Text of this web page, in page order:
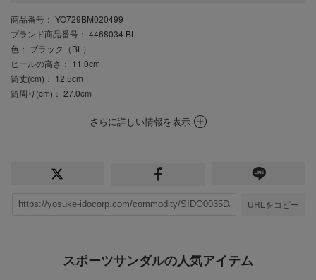
商品番号 ： YO729BM020499
ブランド商品番号 ： 4468034 BL
色 ： ブラック（BL）
ヒールの高さ ： 11.0cm
筒丈(cm) ： 12.5cm
筒周り(cm) ： 27.0cm
さらに詳しい情報を表示
URLをコピー
スポーツサンダルの人気アイテム